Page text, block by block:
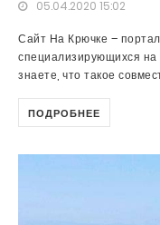
05.04.2020 15:02
Сайт На Крючке –
специализирующихся на
знаете, что такое
ПОДРОБНЕЕ